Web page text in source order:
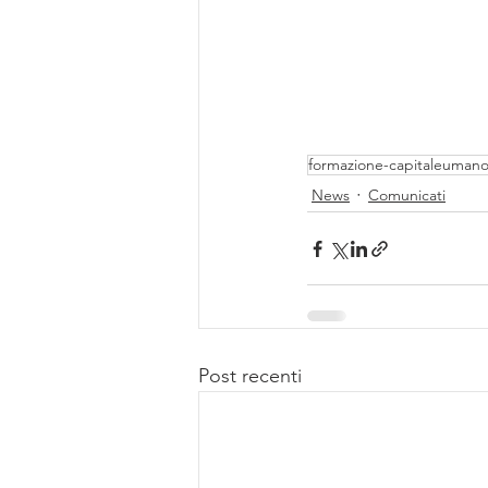
formazione-capitaleumano
News
Comunicati
Post recenti